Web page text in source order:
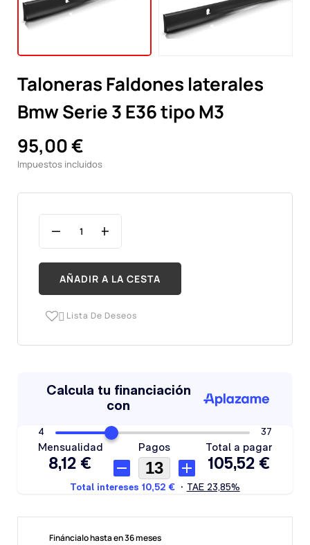
Taloneras Faldones laterales
Bmw Serie 3 E36 tipo M3
95,00 €
Impuestos incluidos
AÑADIR A LA CESTA
 Lista De Deseos
Fináncialo hasta en 36 meses